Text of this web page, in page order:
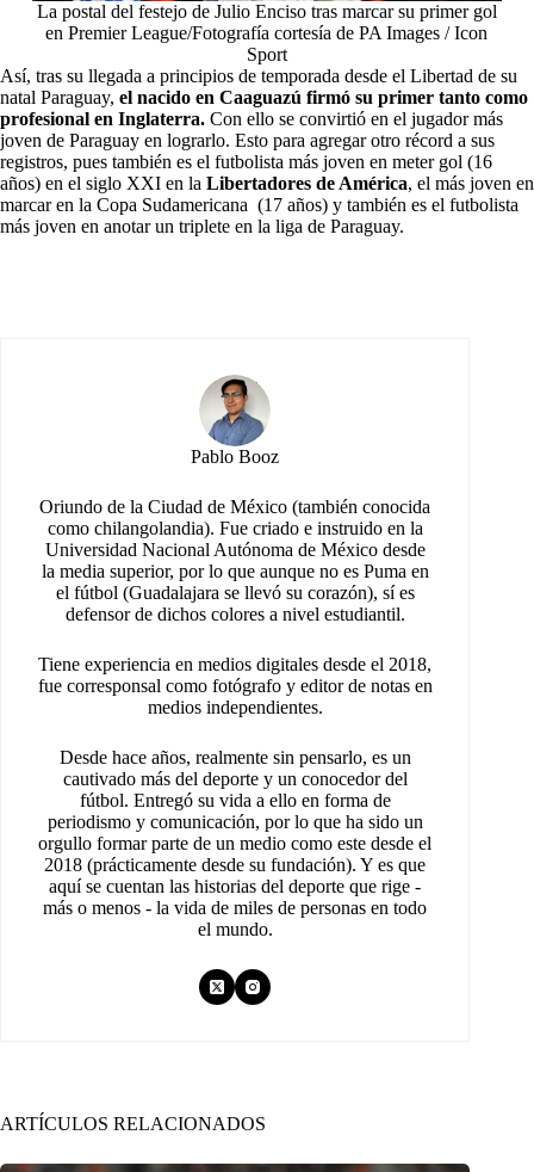
La postal del festejo de Julio Enciso tras marcar su primer gol
en Premier League/Fotografía cortesía de PA Images / Icon
Sport
Así, tras su llegada a principios de temporada desde el Libertad de su
natal Paraguay, el nacido en Caaguazú firmó su primer tanto como
profesional en Inglaterra. Con ello se convirtió en el jugador más
joven de Paraguay en lograrlo. Esto para agregar otro récord a sus
registros, pues también es el futbolista más joven en meter gol (16
años) en el siglo XXI en la Libertadores de América, el más joven en
marcar en la Copa Sudamericana (17 años) y también es el futbolista
más joven en anotar un triplete en la liga de Paraguay.
Pablo Booz
Oriundo de la Ciudad de México (también conocida
como chilangolandia). Fue criado e instruido en la
Universidad Nacional Autónoma de México desde
la media superior, por lo que aunque no es Puma en
el fútbol (Guadalajara se llevó su corazón), sí es
defensor de dichos colores a nivel estudiantil.
Tiene experiencia en medios digitales desde el 2018,
fue corresponsal como fotógrafo y editor de notas en
medios independientes.
Desde hace años, realmente sin pensarlo, es un
cautivado más del deporte y un conocedor del
fútbol. Entregó su vida a ello en forma de
periodismo y comunicación, por lo que ha sido un
orgullo formar parte de un medio como este desde el
2018 (prácticamente desde su fundación). Y es que
aquí se cuentan las historias del deporte que rige -
más o menos - la vida de miles de personas en todo
el mundo.
ARTÍCULOS RELACIONADOS